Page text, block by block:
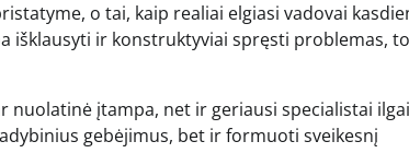
o tai, kaip realiai elgiasi vadovai
išklausyti ir konstruktyviai spręsti problemas,
nuolatinė įtampa, net ir geriausi specialistai
gebėjimus, bet ir formuoti sveikesnį